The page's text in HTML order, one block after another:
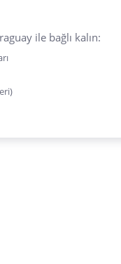
ile bağlı kalın: